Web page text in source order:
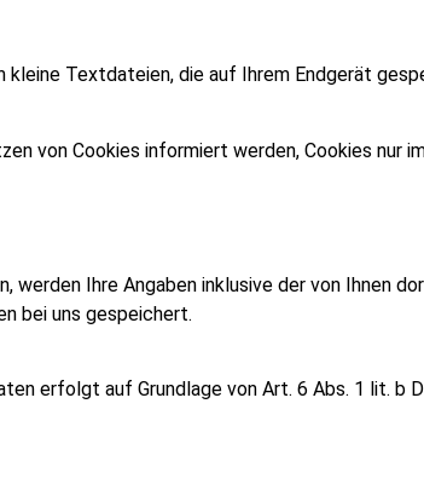
Textdateien, die auf Ihrem Endgerät
von Cookies informiert werden, Cookies nur
werden Ihre Angaben inklusive der von Ihnen
bei uns gespeichert.
erfolgt auf Grundlage von Art. 6 Abs. 1 lit. b